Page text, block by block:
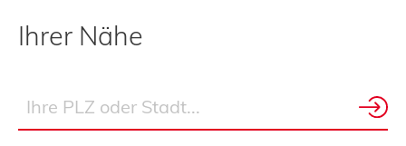
Ihrer Nähe